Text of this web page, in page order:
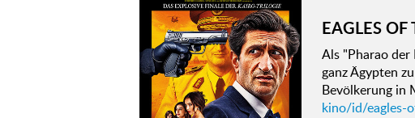
EAGLES OF
Als "Pharao der
ganz Ägypten
Bevölkerung in
kino/id/eagles-